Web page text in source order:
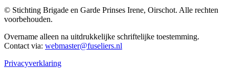
© Stichting Brigade en Garde Prinses Irene, Oirschot. Alle rechten
voorbehouden.
Overname alleen na uitdrukkelijke schriftelijke toestemming.
Contact via: webmaster@fuseliers.nl
Privacyverklaring